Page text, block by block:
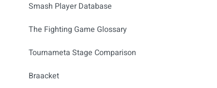
Smash Player Database
The Fighting Game Glossary
Tournameta Stage Comparison
Braacket